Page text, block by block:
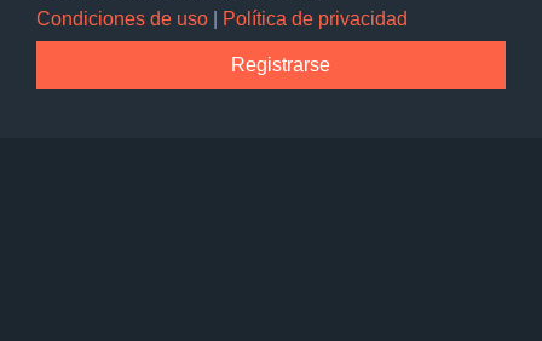
Condiciones de uso Política de privacidad
Registrarse